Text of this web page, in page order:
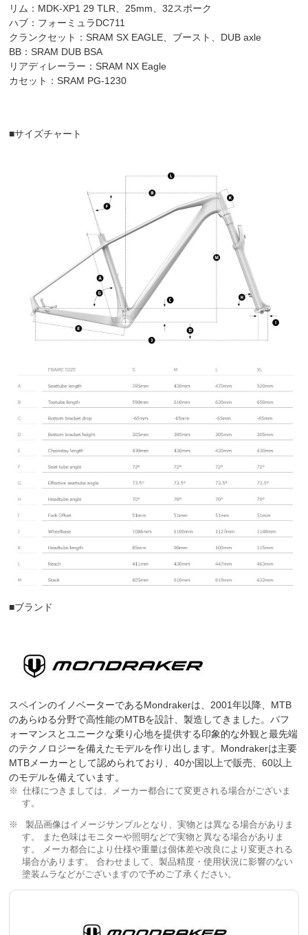
リム：MDK-XP1 29 TLR、25mm、32スポーク
ハブ：フォーミュラDC711
クランクセット：SRAM SX EAGLE、ブースト、DUB axle
BB：SRAM DUB BSA
リアディレーラー：SRAM NX Eagle
カセット：SRAM PG-1230
■サイズチャート
■ブランド
スペインのイノベーターであるMondrakerは、2001年以降、MTB
のあらゆる分野で高性能のMTBを設計、製造してきました。パフ
ォーマンスとユニークな乗り心地を提供する印象的な外観と最先端
のテクノロジーを備えたモデルを作り出します。Mondrakerは主要
MTBメーカーとして認められており、40か国以上で販売、60以上
のモデルを備えています。
仕様につきましては、メーカー都合にて変更される場合がございま
す。
製品画像はイメージサンプルとなり、実物とは異なる場合がありま
す。 また色味はモニターや照明などで実物と異なる場合がありま
す。 メーカ都合により仕様や重量は個体差や改良により変更される
場合があります。 合わせまして、製品精度・使用状況に影響のない
塗装ムラなどがございますので予めご了承ください。